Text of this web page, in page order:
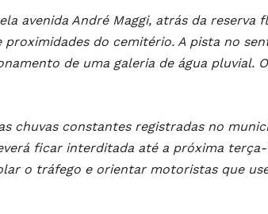
avenida André Maggi, atrás da reserva
proximidades do cemitério. A pista no
de uma galeria de água pluvial.
chuvas constantes registradas no
ficar interditada até a próxima terça-
o tráfego e orientar motoristas que